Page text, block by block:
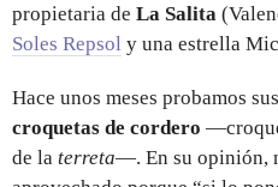
propietaria de La Salita
Soles Repsol y una estrella
Hace unos meses probamos
croquetas de cordero
de la terreta—. En su opinión,